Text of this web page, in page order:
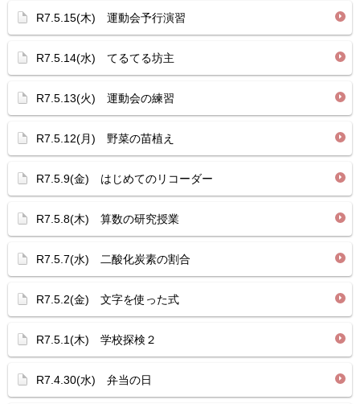
R7.5.15(木) 運動会予行演習
R7.5.14(水) てるてる坊主
R7.5.13(火) 運動会の練習
R7.5.12(月) 野菜の苗植え
R7.5.9(金) はじめてのリコーダー
R7.5.8(木) 算数の研究授業
R7.5.7(水) 二酸化炭素の割合
R7.5.2(金) 文字を使った式
R7.5.1(木) 学校探検２
R7.4.30(水) 弁当の日